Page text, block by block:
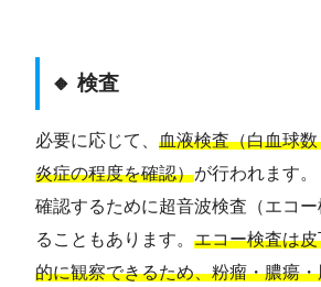
🔸 検査
必要に応じて、 血液検査（白血球
炎症の程度を確認）が行われます
確認するために超音波検査（エコ
ることもあります。 エコー検査は
的に観察できるため、粉瘤・膿瘍